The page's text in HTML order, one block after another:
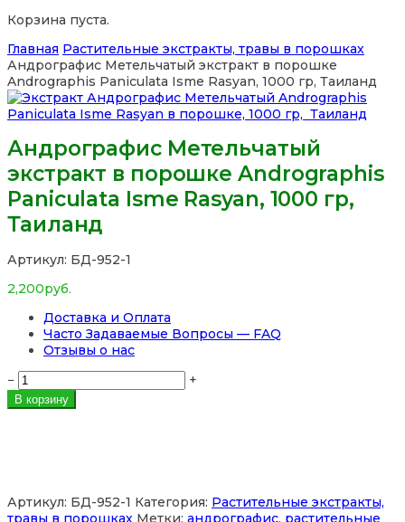
Корзина пуста.
Главная Растительные экстракты, травы в порошках
Андрографис Метельчатый экстракт в порошке
Andrographis Paniculata Isme Rasyan, 1000 гр, Таиланд
Андрографис Метельчатый
экстракт в порошке Andrographis
Paniculata Isme Rasyan, 1000 гр,
Таиланд
Артикул: БД-952-1
2,200руб.
Доставка и Оплата
Часто Задаваемые Вопросы — FAQ
Отзывы о нас
− Количество
товара
Андрографис
Paniculata
+
В корзину
Артикул: БД-952-1 Категория: Растительные экстракты,
травы в порошках Метки: андрографис, растительные